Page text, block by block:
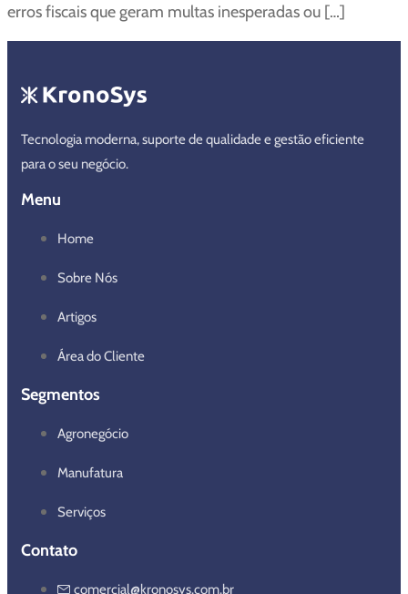
erros fiscais que geram multas inesperadas ou […]
Tecnologia moderna, suporte de qualidade e gestão eficiente
para o seu negócio.
Menu
Home
Sobre Nós
Artigos
Área do Cliente
Segmentos
Agronegócio
Manufatura
Serviços
Contato
comercial@kronosys.com.br